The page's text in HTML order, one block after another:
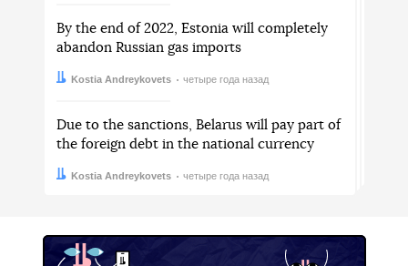
By the end of 2022, Estonia will completely
abandon Russian gas imports
Автор:
Kostia Andreykovets
Дата: четыре года назад
Due to the sanctions, Belarus will pay part of
the foreign debt in the national currency
Автор:
Kostia Andreykovets
Дата: четыре года назад